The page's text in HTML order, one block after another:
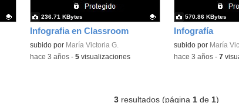
Infografia en Classroom
Contenido educativo.
subido por María Victoria G.
236.71 KBytes
-hace 3 años- 5visualizaciones
Infografía
Contenido
subido por María
570.86 KBytes
-hace 3 años- 7
3resultados (página 1de 1)